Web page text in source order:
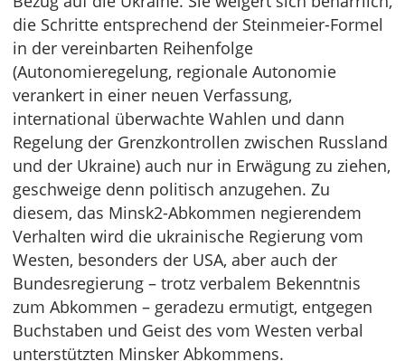
die Schritte entsprechend der Steinmeier-Formel
in der vereinbarten Reihenfolge
(Autonomieregelung, regionale Autonomie
verankert in einer neuen Verfassung,
international überwachte Wahlen und dann
Regelung der Grenzkontrollen zwischen Russland
und der Ukraine) auch nur in Erwägung zu ziehen,
geschweige denn politisch anzugehen. Zu
diesem, das Minsk2-Abkommen negierendem
Verhalten wird die ukrainische Regierung vom
Westen, besonders der USA, aber auch der
Bundesregierung – trotz verbalem Bekenntnis
zum Abkommen – geradezu ermutigt, entgegen
Buchstaben und Geist des vom Westen verbal
unterstützten Minsker Abkommens.